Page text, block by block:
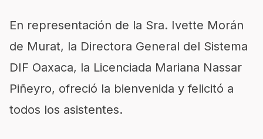
En representación de la Sra. Ivette Morán
de Murat, la Directora General del Sistema
DIF Oaxaca, la Licenciada Mariana Nassar
Piñeyro, ofreció la bienvenida y felicitó a
todos los asistentes.